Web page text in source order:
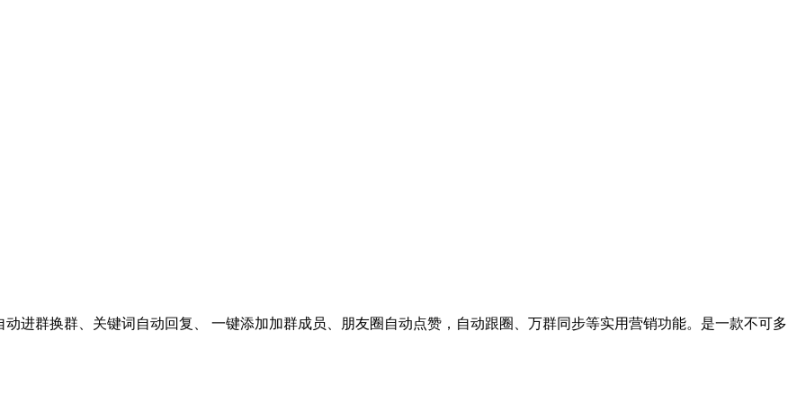
进群换群、关键词自动回复、 一键添加加群成员、朋友圈自动点赞，自动跟圈、万群同步等实用营销功能。是一款不可多